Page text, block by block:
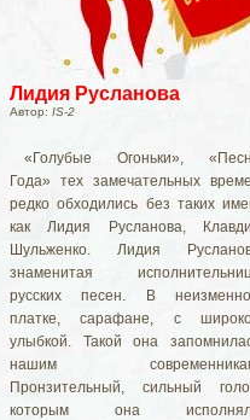
Лидия Русланова
Автор: IS-2
«Голубые Огоньки»,
Года» тех замечательных
редко обходились без таких
как Лидия Русланова,
Шульженко. Лидия
знаменитая
русских песен. В
платке, сарафане, с
улыбкой. Такой она
нашим
Пронзительный, сильный
которым она